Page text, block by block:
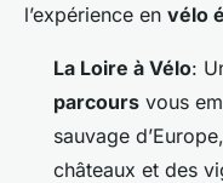
l’expérience en vélo
La Loire à Vélo:
parcours vous
sauvage
châteaux et des